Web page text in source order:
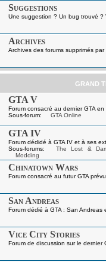
Suggestions
Une suggestion ? Un bug trouvé ?
Archives
Archives des forums supprimés par
GRAND
GTA V
Forum consacré au dernier GTA en
Sous-forum:
GTA Online
GTA IV
Forum dédidé à GTA IV et à ses
Sous-forums:
The Lost &
Modding
Chinatown Wars
Forum consacré au futur GTA
San Andreas
Forum dédié à GTA : San Andreas
Vice City Stories
Forum de discussion sur le dernier